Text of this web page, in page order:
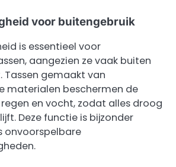
voor buitengebruik
is essentieel voor
aangezien ze vaak buiten
Tassen gemaakt van
materialen beschermen de
en vocht, zodat alles droog
Deze functie is bijzonder
onvoorspelbare